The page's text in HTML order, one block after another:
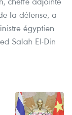
la défense, a
égyptien
Salah El-Din